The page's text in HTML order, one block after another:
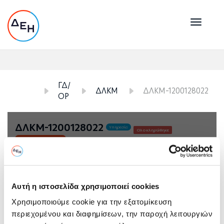
Αυτή η ιστοσελίδα χρησιμοποιεί cookies
Χρησιμοποιούμε cookie για την εξατομίκευση
περιεχομένου και διαφημίσεων, την παροχή λειτουργιών
ΓΔ/
ΟΡ
ΔΛΚΜ ΔΛΚΜ-1200128022
ΔΛΚΜ-1200128022 Υπηρεσία
Ολοκληρώθηκε
Τελευταία Αλλαγή:01/01/1900
Γενική Διεύθυνση Ορυχείων \ Διεύθυνση
Λιγνιτικού Κέντρου Μεγαλόπολης
Ημερομηνία Υποβολής
Λήξη Υποβολής & Αποσφράγιση Προσφορών